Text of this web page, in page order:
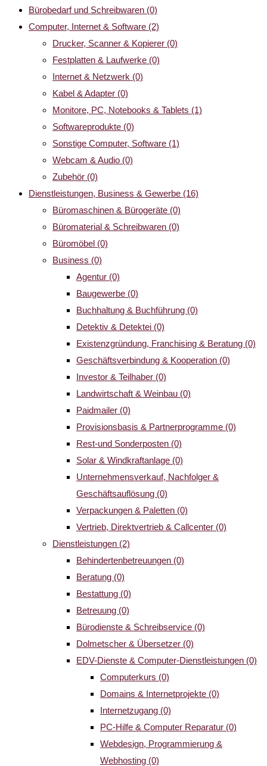
Bürobedarf und Schreibwaren (0)
Computer, Internet & Software (2)
Drucker, Scanner & Kopierer (0)
Festplatten & Laufwerke (0)
Internet & Netzwerk (0)
Kabel & Adapter (0)
Monitore, PC, Notebooks & Tablets (1)
Softwareprodukte (0)
Sonstige Computer, Software (1)
Webcam & Audio (0)
Zubehör (0)
Dienstleistungen, Business & Gewerbe (16)
Büromaschinen & Bürogeräte (0)
Büromaterial & Schreibwaren (0)
Büromöbel (0)
Business (0)
Agentur (0)
Baugewerbe (0)
Buchhaltung & Buchführung (0)
Detektiv & Detektei (0)
Existenzgründung, Franchising & Beratung (0)
Geschäftsverbindung & Kooperation (0)
Investor & Teilhaber (0)
Landwirtschaft & Weinbau (0)
Paidmailer (0)
Provisionsbasis & Partnerprogramme (0)
Rest-und Sonderposten (0)
Solar & Windkraftanlage (0)
Unternehmensverkauf, Nachfolger &
Geschäftsauflösung (0)
Verpackungen & Paletten (0)
Vertrieb, Direktvertrieb & Callcenter (0)
Dienstleistungen (2)
Behindertenbetreuungen (0)
Beratung (0)
Bestattung (0)
Betreuung (0)
Bürodienste & Schreibservice (0)
Dolmetscher & Übersetzer (0)
EDV-Dienste & Computer-Dienstleistungen (0)
Computerkurs (0)
Domains & Internetprojekte (0)
Internetzugang (0)
PC-Hilfe & Computer Reparatur (0)
Webdesign, Programmierung &
Webhosting (0)